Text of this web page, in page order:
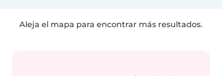
Aleja el mapa para encontrar más resultados.